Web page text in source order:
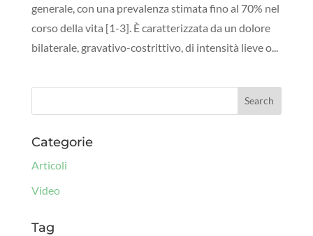
generale, con una prevalenza stimata fino al 70% nel
corso della vita [1-3]. È caratterizzata da un dolore
bilaterale, gravativo-costrittivo, di intensità lieve o...
Categorie
Articoli
Video
Tag